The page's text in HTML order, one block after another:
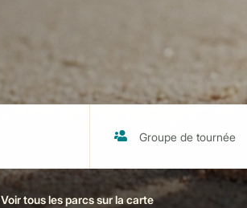
Voir tous les parcs sur la carte